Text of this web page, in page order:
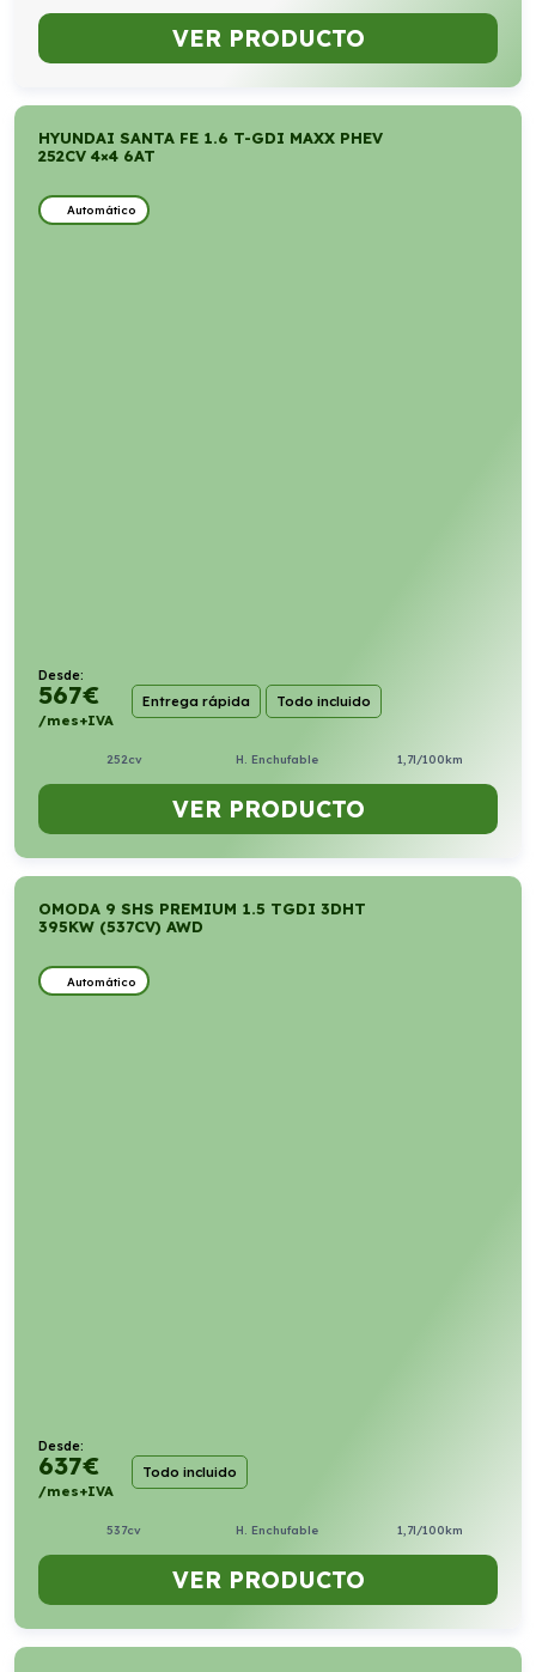
VER PRODUCTO
HYUNDAI SANTA FE 1.6 T-GDI MAXX PHEV
252CV 4×4 6AT
Automático
Desde:
567€
/mes+IVA
Entrega rápida Todo incluido
252cv H. Enchufable 1,7l/100km
VER PRODUCTO
OMODA 9 SHS PREMIUM 1.5 TGDI 3DHT
395KW (537CV) AWD
Automático
Desde:
637€
/mes+IVA
Todo incluido
537cv H. Enchufable 1,7l/100km
VER PRODUCTO